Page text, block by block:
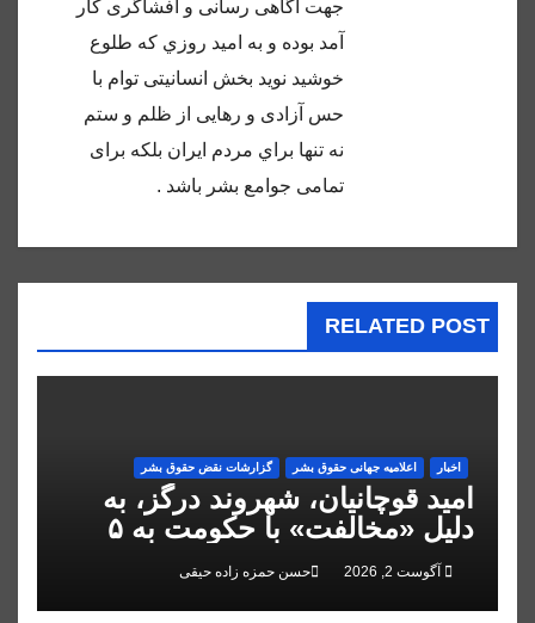
جهت آگاهى رسانى و افشاگرى كار
آمد بوده و به اميد روزي كه طلوع
خوشيد نويد بخش انسانيتى توام با
حس آزادى و رهايى از ظلم و ستم
نه تنها براي مردم ايران بلكه براى
تمامى جوامع بشر باشد .
RELATED POST
اخبار اعلاميه جهانی حقوق بشر گزارشات نقض حقوق بشر
امید قوچانیان، شهروند درگز، به
دلیل «مخالفت» با حکومت به ۵
سال زندان محکوم شد
آگوست 2, 2026 حسن حمزه زاده حیقی